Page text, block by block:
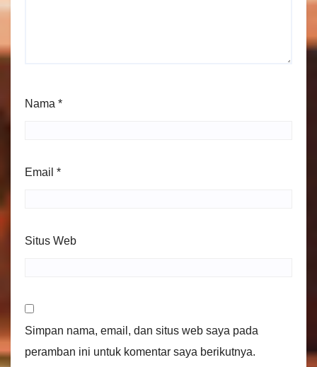
Nama *
Email *
Situs Web
Simpan nama, email, dan situs web saya pada
peramban ini untuk komentar saya berikutnya.